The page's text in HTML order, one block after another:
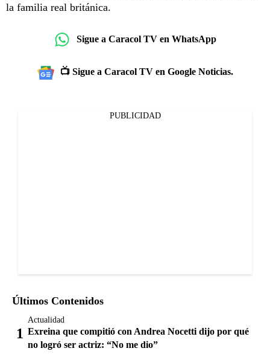
la familia real británica.
Sigue a Caracol TV en WhatsApp
📺 Sigue a Caracol TV en Google Noticias.
PUBLICIDAD
Últimos Contenidos
Actualidad
Exreina que compitió con Andrea Nocetti dijo por qué
no logró ser actriz: “No me dio”